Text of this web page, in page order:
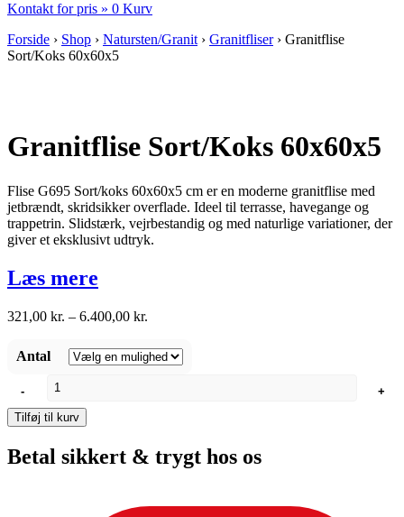
Kontakt for pris » 0 Kurv
Forside › Shop › Natursten/Granit › Granitfliser› Granitflise
Sort/Koks 60x60x5
Granitflise Sort/Koks 60x60x5
Flise G695 Sort/koks 60x60x5 cm er en moderne granitflise med
jetbrændt, skridsikker overflade. Ideel til terrasse, havegange og
trappetrin. Slidstærk, vejrbestandig og med naturlige variationer, der
giver et eksklusivt udtryk.
Læs mere
321,00 kr. – 6.400,00 kr.
til
6.400,00 kr.
Antal
Granitflise
Sort/Koks
60x60x5
antal
-
+
Tilføj til kurv
Betal sikkert & trygt hos os